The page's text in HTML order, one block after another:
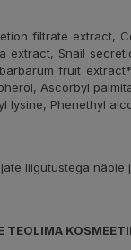
filtrate extract,
extract, Snail
fruit
Ascorbyl
lysine, Phenethyl
liigutustega näole
TEOLIMA